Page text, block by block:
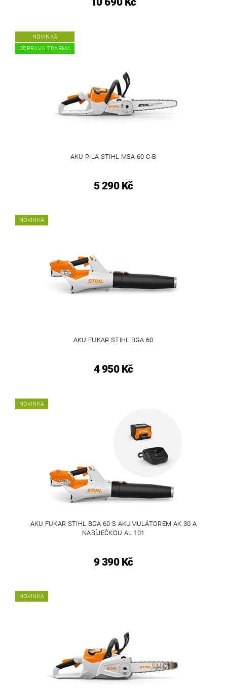
NOVINKA
DOPRAVA ZDARMA
AKU PILA STIHL MSA 60 C-B
5 290 Kč
NOVINKA
AKU FUKAR STIHL BGA 60
4 950 Kč
NOVINKA
AKU FUKAR STIHL BGA 60 S AKUMULÁTOREM AK 30 A
NABÍJEČKOU AL 101
9 390 Kč
NOVINKA